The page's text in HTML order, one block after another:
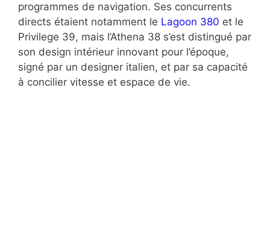
programmes de navigation. Ses concurrents
directs étaient notamment le Lagoon 380 et le
Privilege 39, mais l’Athena 38 s’est distingué par
son design intérieur innovant pour l’époque,
signé par un designer italien, et par sa capacité
à concilier vitesse et espace de vie.